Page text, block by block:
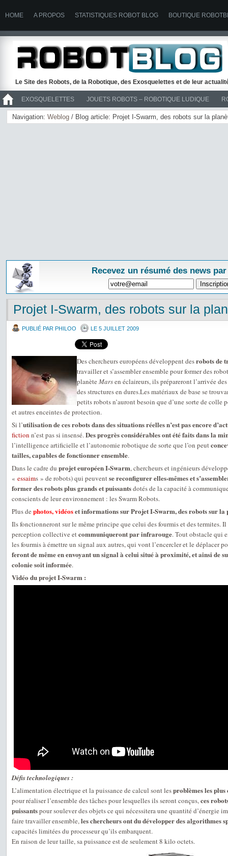
HOME A PROPOS STATISTIQUES ROBOT BLOG BOUTIQUE
Le Site des Robots, de la Robotique, des Exosquelettes et de leur
EXOSQUELETTES JOUETS ROBOTS – ROBOTIQUE LUDIQUE
>> ROBOTS
Navigation: Weblog / Blog article: Projet I-Swarm, des robots sur la
Recevez un résumé des news
Projet I-Swarm, des robots sur la
PUBLIÉ PAR PHILOO LE 5 JUILLET 2009
Des chercheurs européens développent desrobots de
travailler et s’assembler ensemble pour former des
planète Marsen éclaireurs, ils prépareront l’arrivée
des structures en dures.Les matériaux de base se
petits robots n’auront besoin que d’une sorte de colle
et autres enceintes de protection.
Si l’utilisation de ces robots dans des situations réelles n’est pas encore
fiction n’est pas si insensé.Des progrès considérables ont été faits dans la
l’intelligence artificielle et l’autonomie robotique de sorte que l’on peut
tailles, capables de fonctionner ensemble.
Dans le cadre du projet européen I-Swarm, chercheurs et ingénieurs
« essaims » de robots) qui peuventse reconfigurer elles-mêmes et
former des robots plus grands et puissantsdotés de la capacité à
conscients de leur environnement : les Swarm Robots.
Plus de photos, vidéoset informations sur Projet I-Swarm, des robots sur la
Ils fonctionneront sur le même principe que celui des fourmis et des termites. Il
perception collective etcommuniqueront par infrarouge. Tout obstacle qui
les fourmis à émettre un signal aux autres, qui vont l’encercler et le déplacer
feront de même en envoyant un signal à celui situé à proximité, et ainsi de
colonie soit informée.
Vidéo du projet I-Swarm :
Défis technologiques :
L’alimentation électrique et la puissance de calcul sont lesproblèmes les
pour réaliser l’ensemble des tâches pour lesquelles ils seront conçus,ces
puissantspour soulever des objets ce qui nécessitera une quantité d’énergie
faire travailler ensemble,les chercheurs ont du développer des algorithmes
capacités limitées du processeur qu’ils embarquent.
En raison de leur taille, sa puissance est de seulement 8 kilo octets.